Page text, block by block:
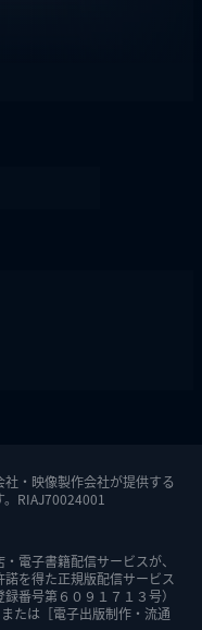
・映像製作会社が提供する
RIAJ70024001
電子書籍配信サービスが、
を得た正規版配信サービス
番号第６０９１７１３号）
たは［電子出版制作・流通